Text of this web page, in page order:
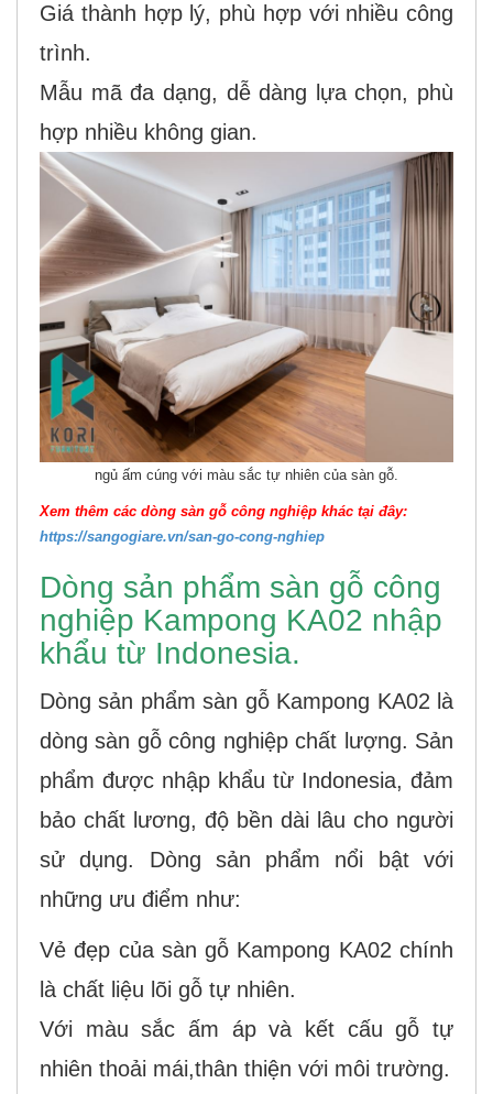
Giá thành hợp lý, phù hợp với nhiều công
trình.
Mẫu mã đa dạng, dễ dàng lựa chọn, phù
hợp nhiều không gian.
ngủ ấm cúng với màu sắc tự nhiên của sàn gỗ.
Xem thêm các dòng sàn gỗ công nghiệp khác tại đây:
https://sangogiare.vn/san-go-cong-nghiep
Dòng sản phẩm sàn gỗ công
nghiệp Kampong KA02 nhập
khẩu từ Indonesia.
Dòng sản phẩm sàn gỗ Kampong KA02 là
dòng sàn gỗ công nghiệp chất lượng. Sản
phẩm được nhập khẩu từ Indonesia, đảm
bảo chất lương, độ bền dài lâu cho người
sử dụng. Dòng sản phẩm nổi bật với
những ưu điểm như:
Vẻ đẹp của sàn gỗ Kampong KA02 chính
là chất liệu lõi gỗ tự nhiên.
Với màu sắc ấm áp và kết cấu gỗ tự
nhiên thoải mái,thân thiện với môi trường.